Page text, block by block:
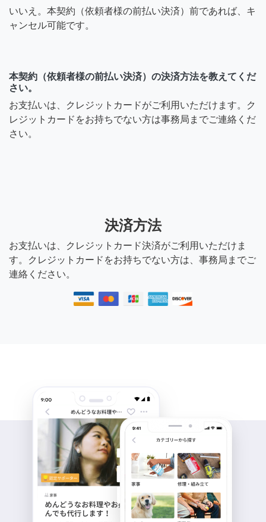
ベホマズン
る時間帯はございますでし
分の所です。
ないのですが、明日の11時
から4時の間でいらっしゃれ
る時間帯はございますでし
ょうか？
Keiko.li
つよしさん はじめまして。
民泊の清掃を定期的にお願
いできる方を探しており、
お声がけいたしました。 作
いいえ。本契約（依頼者様の前払い決済）前であれば、キ
ャンセル可能です。
本契約（依頼者様の前払い決済）の決済方法を教えてくだ
さい。
お支払いは、クレジットカードがご利用いただけます。ク
レジットカードをお持ちでない方は事務局までご連絡くだ
さい。
決済方法
お支払いは、クレジットカード決済がご利用いただけま
す。クレジットカードをお持ちでない方は、事務局までご
連絡ください。